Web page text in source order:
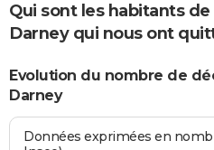
Qui sont les habitants
Darney qui nous ont
Evolution du nombre de
Darney
Données exprimées en